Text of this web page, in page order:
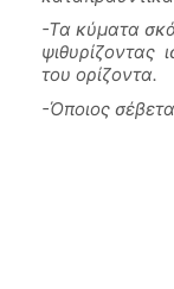
-Τα κύματα
ψιθυρίζοντας
του ορίζοντα.
-Όποιος